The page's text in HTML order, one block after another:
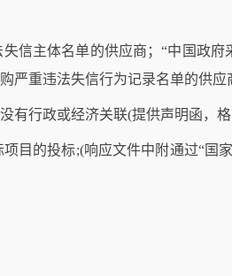
失信主体名单的供应商 ；“中国政府
严重违法失信行为记录名单的供应
有行政或经济关联(提供声明函，
目的投标;(响应文件中附通过“国